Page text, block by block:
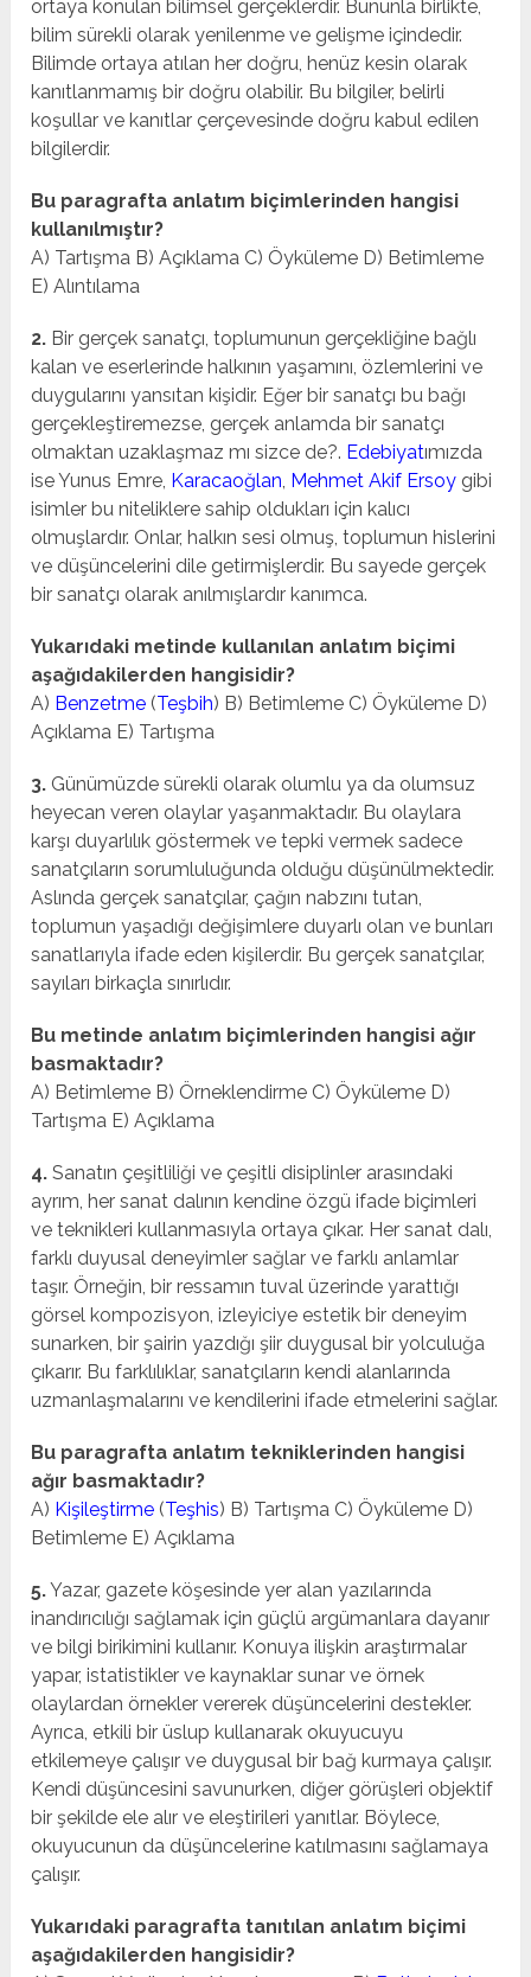
ortaya konulan bilimsel gerçeklerdir. Bununla birlikte,
bilim sürekli olarak yenilenme ve gelişme içindedir.
Bilimde ortaya atılan her doğru, henüz kesin olarak
kanıtlanmamış bir doğru olabilir. Bu bilgiler, belirli
koşullar ve kanıtlar çerçevesinde doğru kabul edilen
bilgilerdir.
Bu paragrafta anlatım biçimlerinden hangisi
kullanılmıştır?
A) Tartışma B) Açıklama C) Öyküleme D) Betimleme
E) Alıntılama
2. Bir gerçek sanatçı, toplumunun gerçekliğine bağlı
kalan ve eserlerinde halkının yaşamını, özlemlerini ve
duygularını yansıtan kişidir. Eğer bir sanatçı bu bağı
gerçekleştiremezse, gerçek anlamda bir sanatçı
olmaktan uzaklaşmaz mı sizce de?. Edebiyatımızda
ise Yunus Emre, Karacaoğlan, Mehmet Akif Ersoy gibi
isimler bu niteliklere sahip oldukları için kalıcı
olmuşlardır. Onlar, halkın sesi olmuş, toplumun hislerini
ve düşüncelerini dile getirmişlerdir. Bu sayede gerçek
bir sanatçı olarak anılmışlardır kanımca.
Yukarıdaki metinde kullanılan anlatım biçimi
aşağıdakilerden hangisidir?
A) Benzetme (Teşbih) B) Betimleme C) Öyküleme D)
Açıklama E) Tartışma
3. Günümüzde sürekli olarak olumlu ya da olumsuz
heyecan veren olaylar yaşanmaktadır. Bu olaylara
karşı duyarlılık göstermek ve tepki vermek sadece
sanatçıların sorumluluğunda olduğu düşünülmektedir.
Aslında gerçek sanatçılar, çağın nabzını tutan,
toplumun yaşadığı değişimlere duyarlı olan ve bunları
sanatlarıyla ifade eden kişilerdir. Bu gerçek sanatçılar,
sayıları birkaçla sınırlıdır.
Bu metinde anlatım biçimlerinden hangisi ağır
basmaktadır?
A) Betimleme B) Örneklendirme C) Öyküleme D)
Tartışma E) Açıklama
4. Sanatın çeşitliliği ve çeşitli disiplinler arasındaki
ayrım, her sanat dalının kendine özgü ifade biçimleri
ve teknikleri kullanmasıyla ortaya çıkar. Her sanat dalı,
farklı duyusal deneyimler sağlar ve farklı anlamlar
taşır. Örneğin, bir ressamın tuval üzerinde yarattığı
görsel kompozisyon, izleyiciye estetik bir deneyim
sunarken, bir şairin yazdığı şiir duygusal bir yolculuğa
çıkarır. Bu farklılıklar, sanatçıların kendi alanlarında
uzmanlaşmalarını ve kendilerini ifade etmelerini sağlar.
Bu paragrafta anlatım tekniklerinden hangisi
ağır basmaktadır?
A) Kişileştirme (Teşhis) B) Tartışma C) Öyküleme D)
Betimleme E) Açıklama
5.Yazar, gazete köşesinde yer alan yazılarında
inandırıcılığı sağlamak için güçlü argümanlara dayanır
ve bilgi birikimini kullanır. Konuya ilişkin araştırmalar
yapar, istatistikler ve kaynaklar sunar ve örnek
olaylardan örnekler vererek düşüncelerini destekler.
Ayrıca, etkili bir üslup kullanarak okuyucuyu
etkilemeye çalışır ve duygusal bir bağ kurmaya çalışır.
Kendi düşüncesini savunurken, diğer görüşleri objektif
bir şekilde ele alır ve eleştirileri yanıtlar. Böylece,
okuyucunun da düşüncelerine katılmasını sağlamaya
çalışır.
Yukarıdaki paragrafta tanıtılan anlatım biçimi
aşağıdakilerden hangisidir?